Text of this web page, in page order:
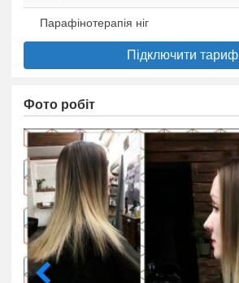
Парафінотерапія ніг
Підключити тариф
Фото робіт